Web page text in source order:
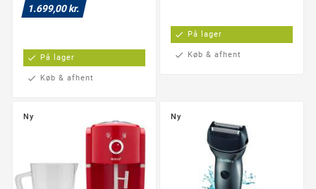
1.699,00 kr.
check På lager
check Køb & afhent
check På lager
check Køb & afhent
Ny Ny